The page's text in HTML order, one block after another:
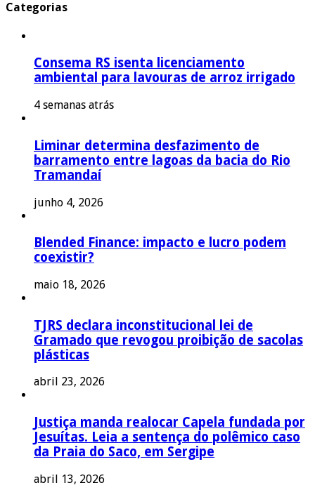
Categorias
Consema RS isenta licenciamento
ambiental para lavouras de arroz irrigado
4 semanas atrás
Liminar determina desfazimento de
barramento entre lagoas da bacia do Rio
Tramandaí
junho 4, 2026
Blended Finance: impacto e lucro podem
coexistir?
maio 18, 2026
TJRS declara inconstitucional lei de
Gramado que revogou proibição de sacolas
plásticas
abril 23, 2026
Justiça manda realocar Capela fundada por
Jesuítas. Leia a sentença do polêmico caso
da Praia do Saco, em Sergipe
abril 13, 2026